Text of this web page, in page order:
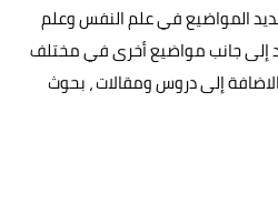
المواضيع في علم النفس وعلم
إلى جانب مواضيع أخرى في مختلف
إلى دروس ومقالات ، بحوث